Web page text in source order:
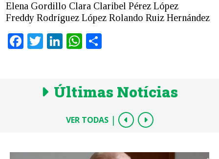
Elena Gordillo Clara Claribel Pérez López
Freddy Rodríguez López Rolando Ruiz Hernández
Facebook
TwitterLinkedInWhatsApp
Últimas Notícias
VER TODAS |